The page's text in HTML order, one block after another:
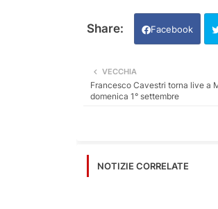
Facebook
VECCHIA
Francesco Cavestri torna live a
domenica 1° settembre
NOTIZIE CORRELATE